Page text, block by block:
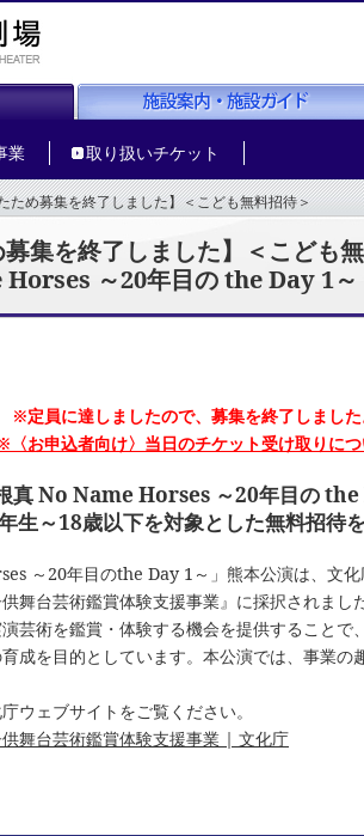
業 取り扱いチケット
ため募集を終了しました】＜こども無料招待＞
Horses ～20年目の the Day 1～
募集を終了しました】＜こども
～20年目の the Day 1～
※定員に達しましたので、募集を終了しました
〈お申込者向け〉当日のチケット受け取りに
真 No Name Horses ～20年目の the
生～18歳以下を対象とした無料招待
～20年目のthe Day 1～」熊本公演は、文
舞台芸術鑑賞体験支援事業』に採択されまし
芸術を鑑賞・体験する機会を提供することで
成を目的としています。本公演では、事業の
ウェブサイトをご覧ください。
舞台芸術鑑賞体験支援事業 | 文化庁